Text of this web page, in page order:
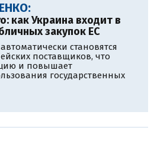
как Украина входит в
закупок ЕС
становятся
поставщиков, что
и повышает
государственных